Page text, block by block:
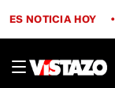
ES NOTICIA HOY